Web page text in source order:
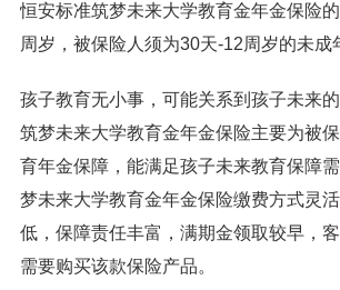
恒安标准筑梦未来大学教育金年金保险
周岁，被保险人须为30天-12周岁的未成
孩子教育无小事，可能关系到孩子未来
筑梦未来大学教育金年金保险主要为被
育年金保障，能满足孩子未来教育保障
梦未来大学教育金年金保险缴费方式灵
低，保障责任丰富，满期金领取较早，
需要购买该款保险产品。